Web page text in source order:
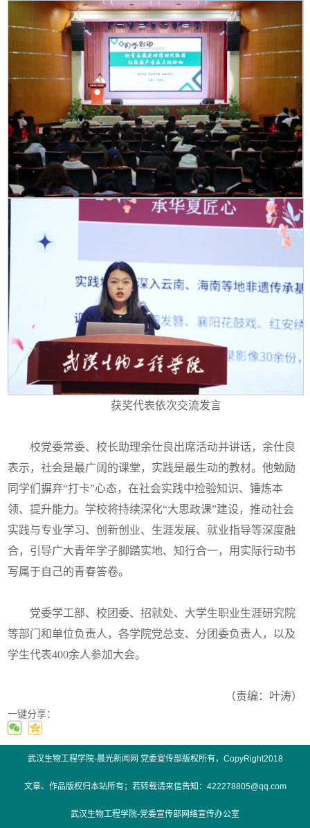
获奖代表依次交流发言
校党委常委、校长助理余仕良出席活动并讲话，余仕良
表示，社会是最广阔的课堂，实践是最生动的教材。他勉励
同学们摒弃“打卡”心态，在社会实践中检验知识、锤炼本
领、提升能力。学校将持续深化“大思政课”建设，推动社会
实践与专业学习、创新创业、生涯发展、就业指导等深度融
合，引导广大青年学子脚踏实地、知行合一，用实际行动书
写属于自己的青春答卷。
党委学工部、校团委、招就处、大学生职业生涯研究院
等部门和单位负责人，各学院党总支、分团委负责人，以及
学生代表400余人参加大会。
（责编：叶涛）
一键分享：
武汉生物工程学院-晨光新闻网 党委宣传部版权所有，CopyRight2018
文章、作品版权归本站所有；若转载请来信告知：422278805@qq.com
武汉生物工程学院-党委宣传部网络宣传办公室
01 of 05